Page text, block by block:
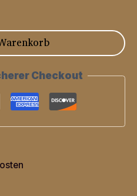
Checkout